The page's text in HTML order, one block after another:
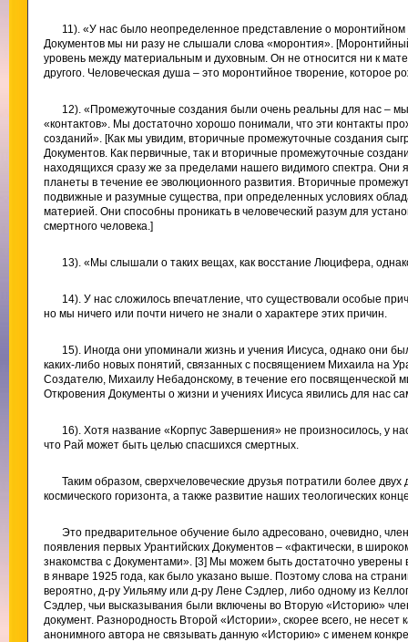
11). «У нас было неопределенное представление о
Документов мы ни разу не слышали слова «моронтия».
уровень между материальным и духовным. Он не относится ни к
другого. Человеческая душа – это моронтийное творение, которое
12). «Промежуточные создания были очень реальны для нас –
«контактов». Мы достаточно хорошо понимали, что эти контакты
созданий». [Как мы увидим, вторичные промежуточные создания
Документов. Как первичные, так и вторичные промежуточные
находящихся сразу же за пределами нашего видимого спектра.
планеты в течение ее эволюционного развития. Вторичные
подвижные и разумные существа, при определенных условиях
материей. Они способны проникать в человеческий разум для
смертного человека.]
13). «Мы слышали о таких вещах, как восстание Люцифера,
14). У нас сложилось впечатление, что существовали особые
но мы ничего или почти ничего не знали о характере этих причин.
15). Иногда они упоминали жизнь и учения Иисуса, однако они
каких-либо новых понятий, связанных с посвящением Михаила на
Создателю, Михаилу Небадонскому, в течение его посвященческой
Откровения Документы о жизни и учениях Иисуса явились для нас
16). Хотя название «Корпус Завершения» не произносилось, у
что Рай может быть целью спасшихся смертных.
Таким образом, сверхчеловеческие друзья потратили более
космического горизонта, а также развитие наших теологических
Это предварительное обучение было адресовано, очевидно,
появления первых Урантийских Документов – «фактически, в
знакомства с Документами». [3] Мы можем быть достаточно
в январе 1925 года, как было указано выше. Поэтому слова на
вероятно, д-ру Уильяму или д-ру Лене Сэдлер, либо одному из
Сэдлер, чьи высказывания были включены во Вторую «Историю»
документ. Разнородность Второй «Истории», скорее всего, не
анонимного автора не связывать данную «Историю» с именем